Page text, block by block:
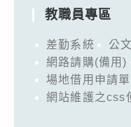
教職員專區
差勤系統 公
網路請購(備用)
場地借用申請單
網站維護之css